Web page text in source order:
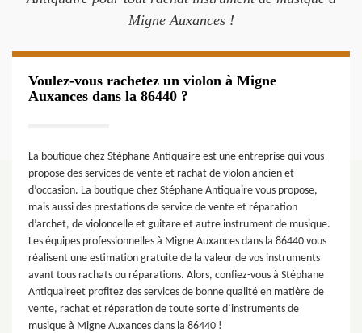
Migne Auxances !
Voulez-vous rachetez un violon à Migne
Auxances dans la 86440 ?
La boutique chez Stéphane Antiquaire est une entreprise qui vous
propose des services de vente et rachat de violon ancien et
d’occasion. La boutique chez Stéphane Antiquaire vous propose,
mais aussi des prestations de service de vente et réparation
d’archet, de violoncelle et guitare et autre instrument de musique.
Les équipes professionnelles à Migne Auxances dans la 86440 vous
réalisent une estimation gratuite de la valeur de vos instruments
avant tous rachats ou réparations. Alors, confiez-vous à Stéphane
Antiquaireet profitez des services de bonne qualité en matière de
vente, rachat et réparation de toute sorte d’instruments de
musique à Migne Auxances dans la 86440 !